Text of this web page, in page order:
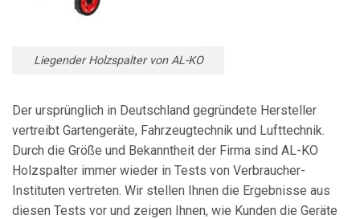
Liegender Holzspalter von AL-KO
Der ursprünglich in Deutschland gegründete Hersteller
vertreibt Gartengeräte, Fahrzeugtechnik und Lufttechnik.
Durch die Größe und Bekanntheit der Firma sind AL-KO
Holzspalter immer wieder in Tests von Verbraucher-
Instituten vertreten. Wir stellen Ihnen die Ergebnisse aus
diesen Tests vor und zeigen Ihnen, wie Kunden die Geräte